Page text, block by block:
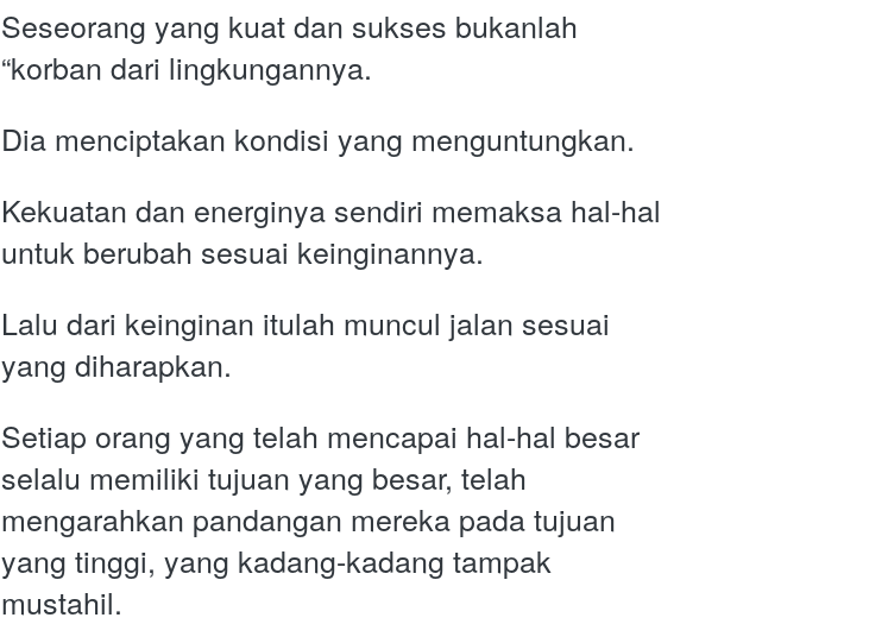
Seseorang yang kuat dan sukses bukanlah
“korban dari lingkungannya.
Dia menciptakan kondisi yang menguntungkan.
Kekuatan dan energinya sendiri memaksa hal-hal
untuk berubah sesuai keinginannya.
Lalu dari keinginan itulah muncul jalan sesuai
yang diharapkan.
Setiap orang yang telah mencapai hal-hal besar
selalu memiliki tujuan yang besar, telah
mengarahkan pandangan mereka pada tujuan
yang tinggi, yang kadang-kadang tampak
mustahil.